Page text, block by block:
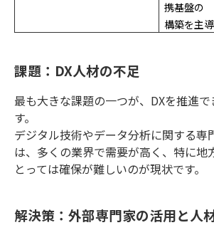
携基盤の
構築を主
課題：DX人材の不足
最も大きな課題の一つが、DXを推進
す。
デジタル技術やデータ分析に関する専
は、多くの業界で需要が高く、特に地
とっては確保が難しいのが現状です。
解決策：外部専門家の活用と人